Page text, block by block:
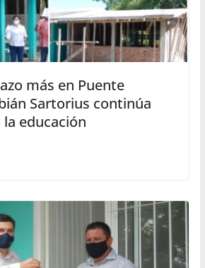
más en Puente
Sartorius continúa
educación